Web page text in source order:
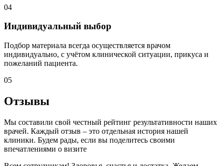
04
Индивидуальный выбор
Подбор материала всегда осуществляется врачом
индивидуально, с учётом клинической ситуации, прикуса и
пожеланий пациента.
05
Отзывы
Мы составили свой честный рейтинг результативности наших
врачей. Каждый отзыв – это отдельная история нашей
клиники. Будем рады, если вы поделитесь своими
впечатлениями о визите